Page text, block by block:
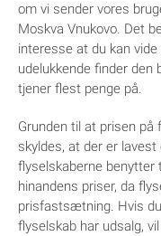
om vi sender vores
Moskva Vnukovo. Det
interesse at du kan
udelukkende finder den
tjener flest penge på.
Grunden til at prisen
skyldes, at der er
flyselskaberne
hinandens priser, da
prisfastsætning. Hvis
flyselskab har udsalg,